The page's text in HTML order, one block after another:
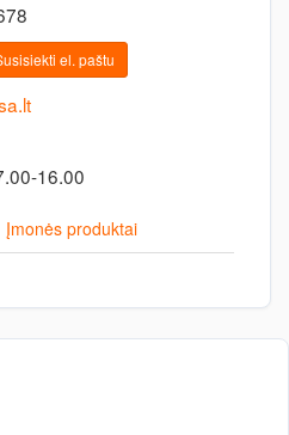
el. paštu
16.00
Įmonės produktai